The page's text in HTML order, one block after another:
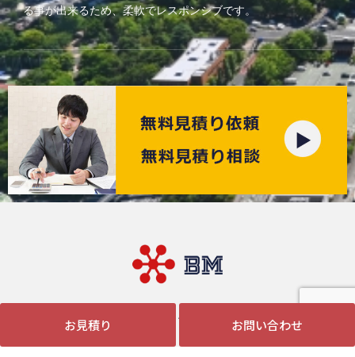
る事が出来るため、柔軟でレスポンシブです。
チームビーエム © All rights Reserved.
お見積り お問い合わせ